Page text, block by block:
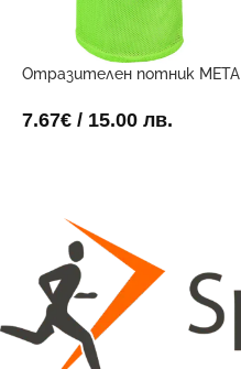
Отразителен потник META
7.67€ / 15.00 лв.